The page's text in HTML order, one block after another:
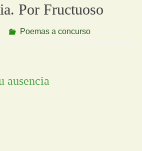
Por Fructuoso
Poemas a concurso
ausencia